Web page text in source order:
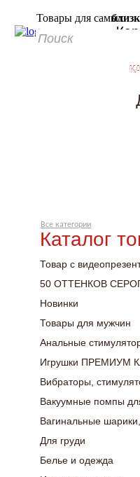
Товары для самых
Все категории
Каталог
Товар с
50 ОТТЕНКОВ
Новинки
Товары для мужчин
Анальные
Игрушки ПРЕМИУМ
Вибраторы,
Вакуумные помпы
Вагинальные
Для груди
Белье и одежда